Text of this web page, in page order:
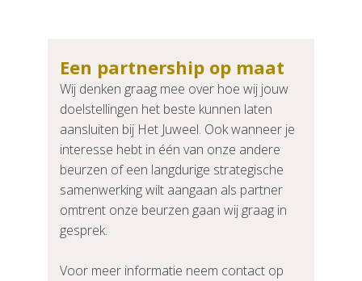
Een partnership op maat
Wij denken graag mee over hoe wij jouw
doelstellingen het beste kunnen laten
aansluiten bij Het Juweel. Ook wanneer je
interesse hebt in één van onze andere
beurzen of een langdurige strategische
samenwerking wilt aangaan als partner
omtrent onze beurzen gaan wij graag in
gesprek.
Voor meer informatie neem contact op